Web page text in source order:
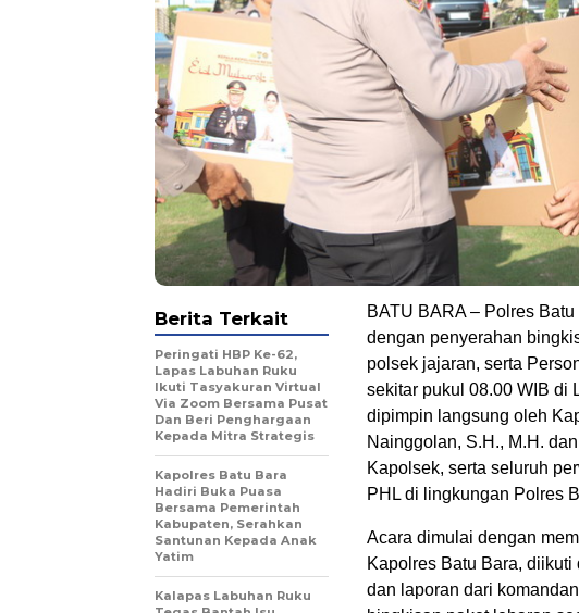
BATU BARA – Polres
dengan penyerahan
polsek jajaran, serta
sekitar pukul 08.00 WIB di
dipimpin langsung oleh
Nainggolan, S.H., M.H.
Kapolsek, serta seluruh
PHL di lingkungan Polres
Acara dimulai dengan
Kapolres Batu Bara,
dan laporan dari
Berita Terkait
Peringati HBP Ke-62,
Lapas Labuhan Ruku
Ikuti Tasyakuran Virtual
Via Zoom Bersama Pusat
Dan Beri Penghargaan
Kepada Mitra Strategis
Kapolres Batu Bara
Hadiri Buka Puasa
Bersama Pemerintah
Kabupaten, Serahkan
Santunan Kepada Anak
Yatim
Kalapas Labuhan Ruku